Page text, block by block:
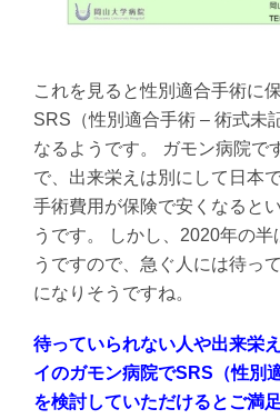
これを見ると性別適合手術に
SRS（性別適合手術 – 術式未
なるようです。 ガモン病院で
で、出来栄えは別にして日本
手術費用が保険で安くなると
うです。 しかし、2020年の半
うですので、急ぐ人には待っ
になりそうですね。
待っていられない人や出来栄
イのガモン病院でSRS（性別
を検討していただけるとご満